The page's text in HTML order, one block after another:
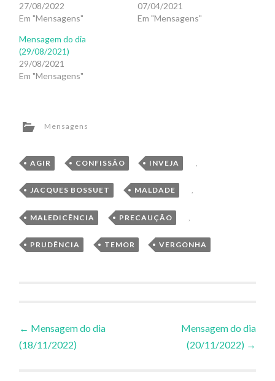
27/08/2022
Em "Mensagens"
07/04/2021
Em "Mensagens"
Mensagem do dia
(29/08/2021)
29/08/2021
Em "Mensagens"
Mensagens
AGIR , CONFISSÃO , INVEJA ,
JACQUES BOSSUET , MALDADE ,
MALEDICÊNCIA , PRECAUÇÃO
PRUDÊNCIA , TEMOR , VERGONHA
Navegação
de
← Mensagem do dia
(18/11/2022)
Mensagem do dia
(20/11/2022) →